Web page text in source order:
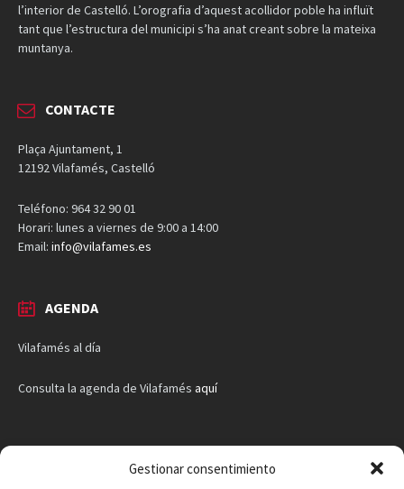
Gestionar consentimiento
l’interior de Castelló. L’orografia d’aquest acollidor poble ha influït
tant que l’estructura del municipi s’ha anat creant sobre la mateixa
muntanya.
CONTACTE
Plaça Ajuntament, 1
12192 Vilafamés, Castelló
Teléfono: 964 32 90 01
Horari: lunes a viernes de 9:00 a 14:00
Email: info@vilafames.es
AGENDA
Vilafamés al día
Consulta la agenda de Vilafamés aquí